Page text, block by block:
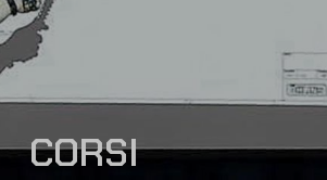
CORSI